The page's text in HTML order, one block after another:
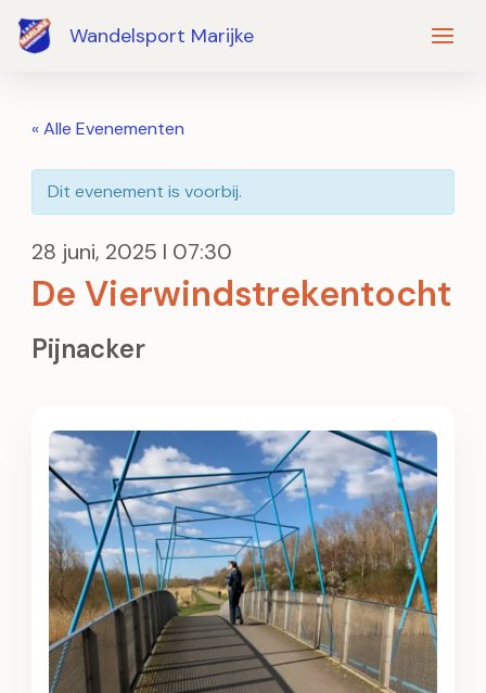
naar
Wandelsport Marijke
« Alle Evenementen
Dit evenement is voorbij.
28 juni, 2025 I 07:30
De Vierwindstrekentocht
Pijnacker